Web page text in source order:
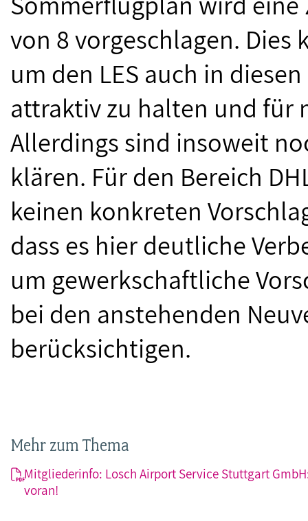
von 8 vorgeschlagen.
um den LES auch in
attraktiv zu halten und für
Allerdings sind insoweit
klären. Für den Bereich
keinen konkreten
dass es hier deutliche
um gewerkschaftliche
bei den anstehenden
berücksichtigen.
Mehr zum Thema
Mitgliederinfo: Losch Airport Service Stuttgart
voran!